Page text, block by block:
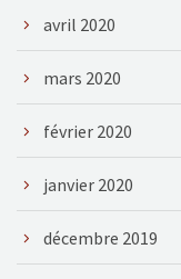
avril 2020
mars 2020
février 2020
janvier 2020
décembre 2019